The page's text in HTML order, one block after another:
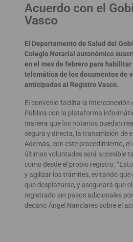
Acuerdo con el
Vasco
El Departamento de Salud del
Colegio Notarial autonómico
en el mes de febrero para
telemática de los documentos de
anticipadas al Registro Vasco.
El convenio facilita la interconexión
Pública con la plataforma
manera que los notarios puedan
segura y directa, la transmisión de
Además, con este procedimiento,
últimas voluntades será accesible
como desde el propio registro.
y agilizar los trámites, evitando que
que desplazarse, y asegurará que
registrado sin pasos adicionales
decano Ángel Nanclares sobre el